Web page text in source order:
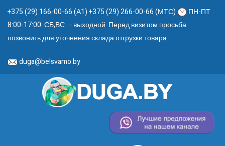
+375 (29) 166-00-66 (А1) +375 (29) 266-00-66 (МТС)
ПН-ПТ
8:00-17:00 СБ,ВС - выходной. Перед визитом просьба
позвонить для уточнения склада отгрузки товара
duga@belsvamo.by